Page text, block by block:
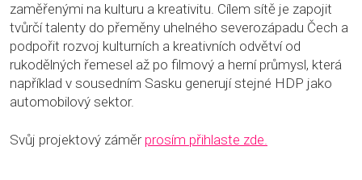
zaměřenými na kulturu a kreativitu. Cílem sítě je zapojit
tvůrčí talenty do přeměny uhelného severozápadu Čech a
podpořit rozvoj kulturních a kreativních odvětví od
rukodělných řemesel až po filmový a herní průmysl, která
například v sousedním Sasku generují stejné HDP jako
automobilový sektor.
Svůj projektový záměr prosím přihlaste zde.